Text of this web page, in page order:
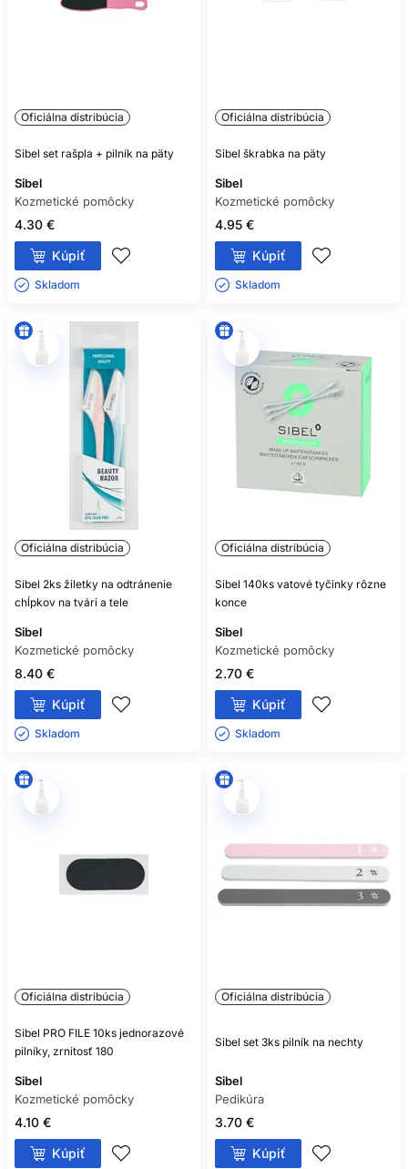
Oficiálna distribúcia
Sibel set rašpla + pilník na päty
Sibel
Kozmetické pomôcky
4.30 €
Kúpiť
Skladom ㅤ
Oficiálna distribúcia
Sibel škrabka na päty
Sibel
Kozmetické pomôcky
4.95 €
Kúpiť
Skladom ㅤ
Oficiálna distribúcia
Sibel 2ks žiletky na odtránenie
chĺpkov na tvári a tele
Sibel
Kozmetické pomôcky
8.40 €
Kúpiť
Skladom ㅤ
Oficiálna distribúcia
Sibel 140ks vatové tyčinky rôzne
konce
Sibel
Kozmetické pomôcky
2.70 €
Kúpiť
Skladom ㅤ
Oficiálna distribúcia
Sibel PRO FILE 10ks jednorazové
pilníky, zrnitosť 180
Sibel
Kozmetické pomôcky
4.10 €
Kúpiť
Oficiálna distribúcia
Sibel set 3ks pilník na nechty
Sibel
Pedikúra
3.70 €
Kúpiť